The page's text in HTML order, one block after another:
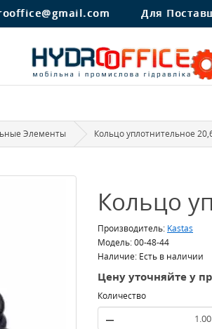
Для
Элементы Кольцо уплотнительное
Кольцо
Производитель: Kastas
Модель: 00-48-44
Наличие: Есть в наличии
Цену уточняйте у
Количество
–